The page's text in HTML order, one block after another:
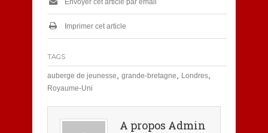
Envoyer cet article par email
Imprimer cet article
TAGS
auberge de jeunesse grande-bretagne Londres,
Royaume-Uni
A propos Admin